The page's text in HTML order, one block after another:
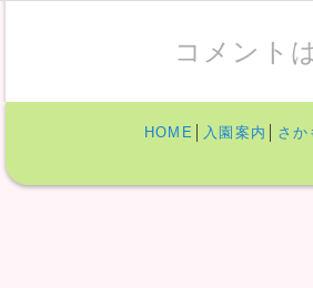
コメント
HOME 入園案内 さか